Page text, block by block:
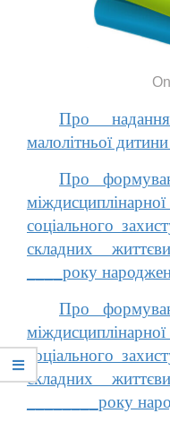
Про
малолітньої
Про
соціального
складних
____року
Про
соціального
складних
________року